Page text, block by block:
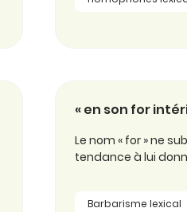
« en son for
Le nom « for » ne
tendance à lui
Barbarisme lexical